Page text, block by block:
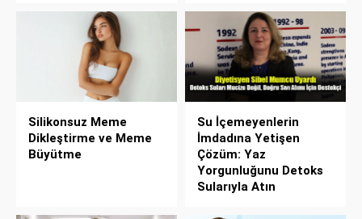
Silikonsuz Meme
Dikleştirme ve Meme
Büyütme
Su İçemeyenlerin
İmdadına Yetişen
Çözüm: Yaz
Yorgunluğunu Detoks
Sularıyla Atın